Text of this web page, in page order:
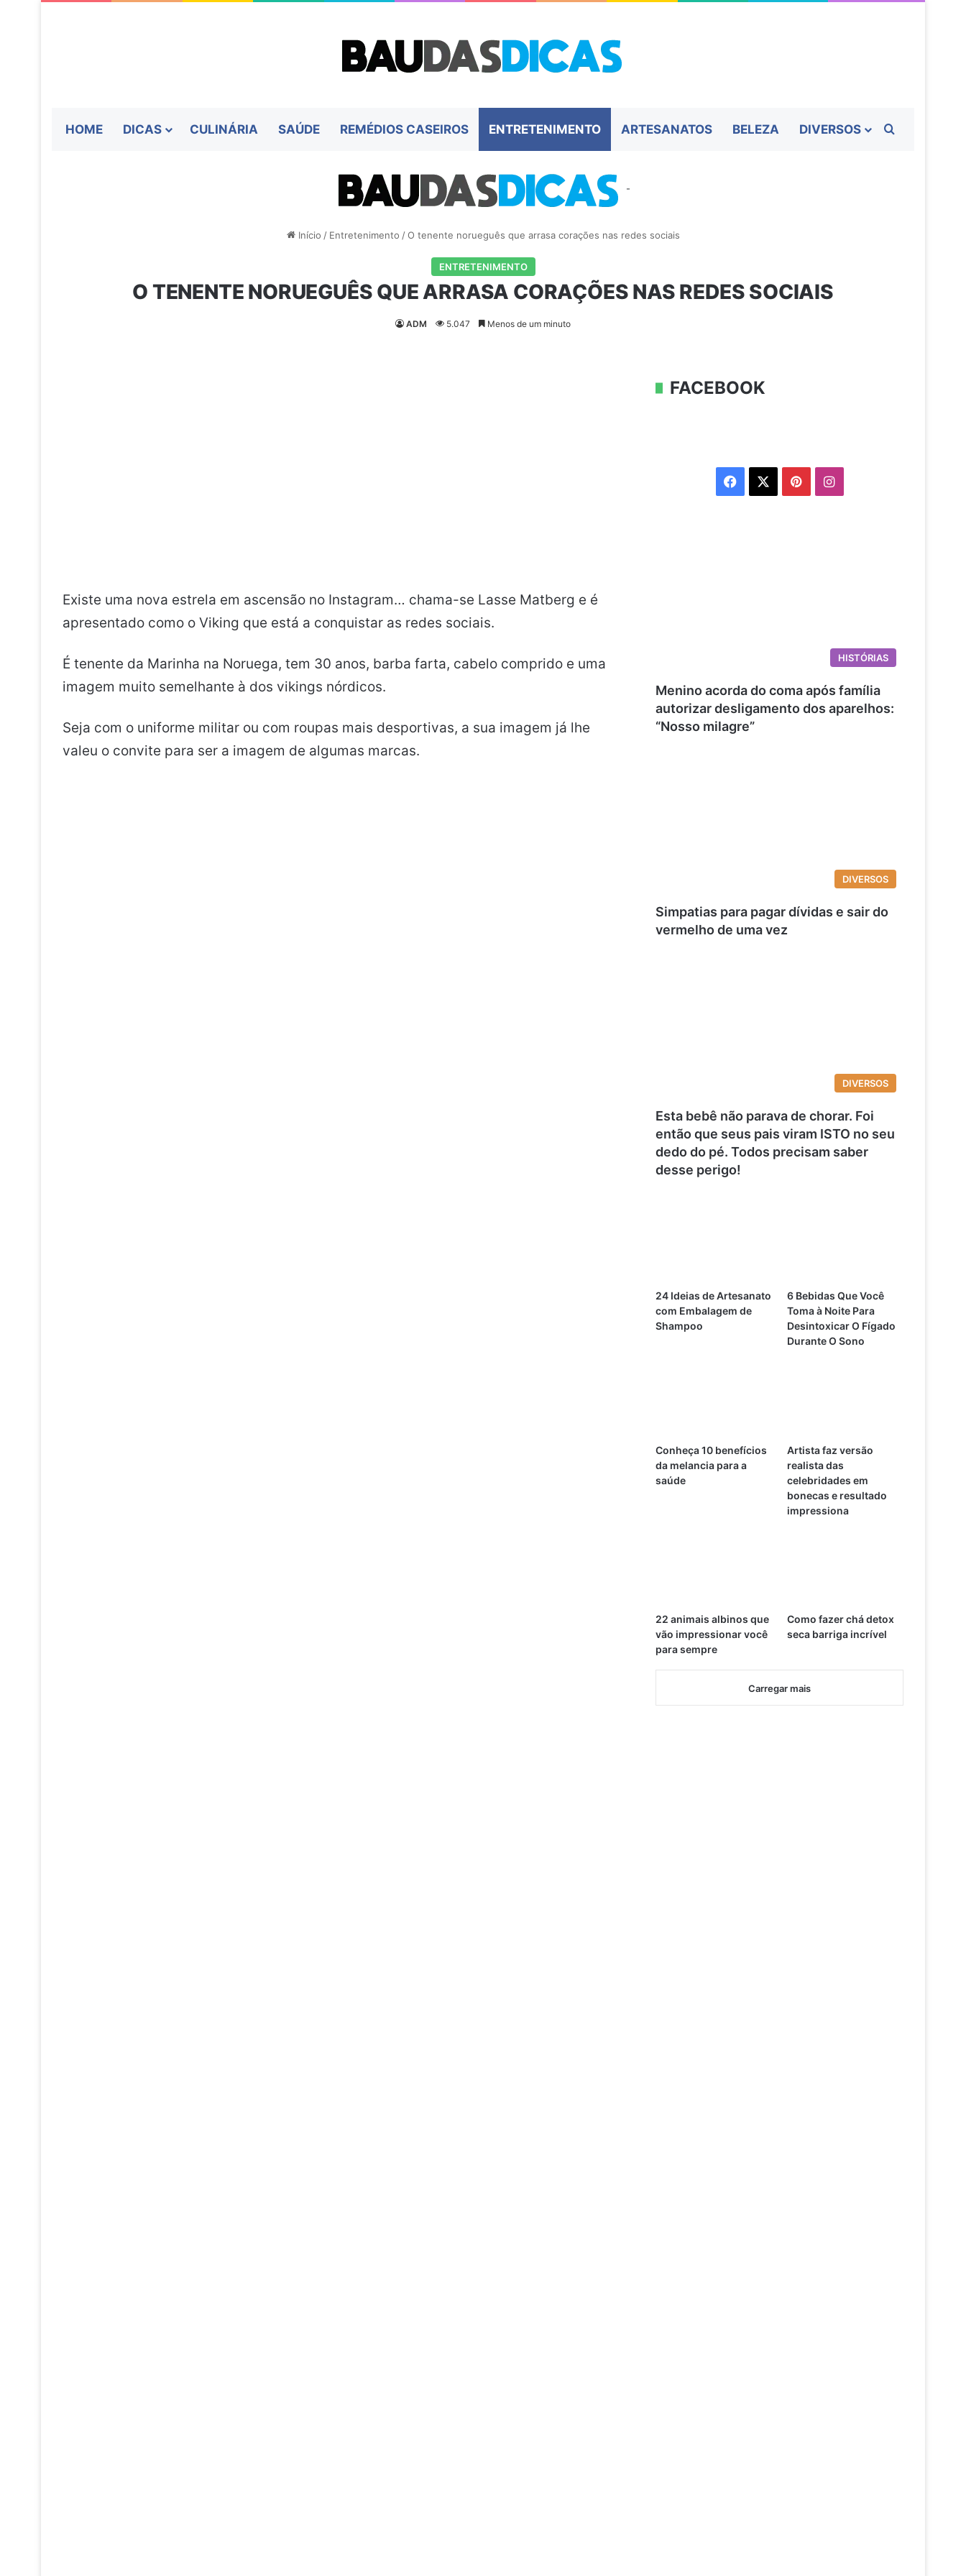
HOME DICAS CULINÁRIA SAÚDE REMÉDIOS CASEIROS ENTRETENIMENTO ARTESANATOS BELEZA DIVERSOS
-
Início / Entretenimento / O tenente norueguês que arrasa corações nas redes sociais
ENTRETENIMENTO
O TENENTE NORUEGUÊS QUE ARRASA CORAÇÕES NAS REDES SOCIAIS
ADM 5.047 Menos de um minuto
Existe uma nova estrela em ascensão no Instagram… chama-se Lasse Matberg e é
apresentado como o Viking que está a conquistar as redes sociais.
É tenente da Marinha na Noruega, tem 30 anos, barba farta, cabelo comprido e uma
imagem muito semelhante à dos vikings nórdicos.
Seja com o uniforme militar ou com roupas mais desportivas, a sua imagem já lhe
valeu o convite para ser a imagem de algumas marcas.
FACEBOOK
Facebook PinterestInstagram
HISTÓRIAS
Menino acorda do coma após família
autorizar desligamento dos aparelhos:
“Nosso milagre”
DIVERSOS
Simpatias para pagar dívidas e sair do
vermelho de uma vez
DIVERSOS
Esta bebê não parava de chorar. Foi
então que seus pais viram ISTO no seu
dedo do pé. Todos precisam saber
desse perigo!
24 Ideias de Artesanato
com Embalagem de
Shampoo
6 Bebidas Que Você
Toma à Noite Para
Desintoxicar O Fígado
Durante O Sono
Conheça 10 benefícios
da melancia para a
saúde
Artista faz versão
realista das
celebridades em
bonecas e resultado
impressiona
22 animais albinos que
vão impressionar você
para sempre
Como fazer chá detox
seca barriga incrível
Carregar mais